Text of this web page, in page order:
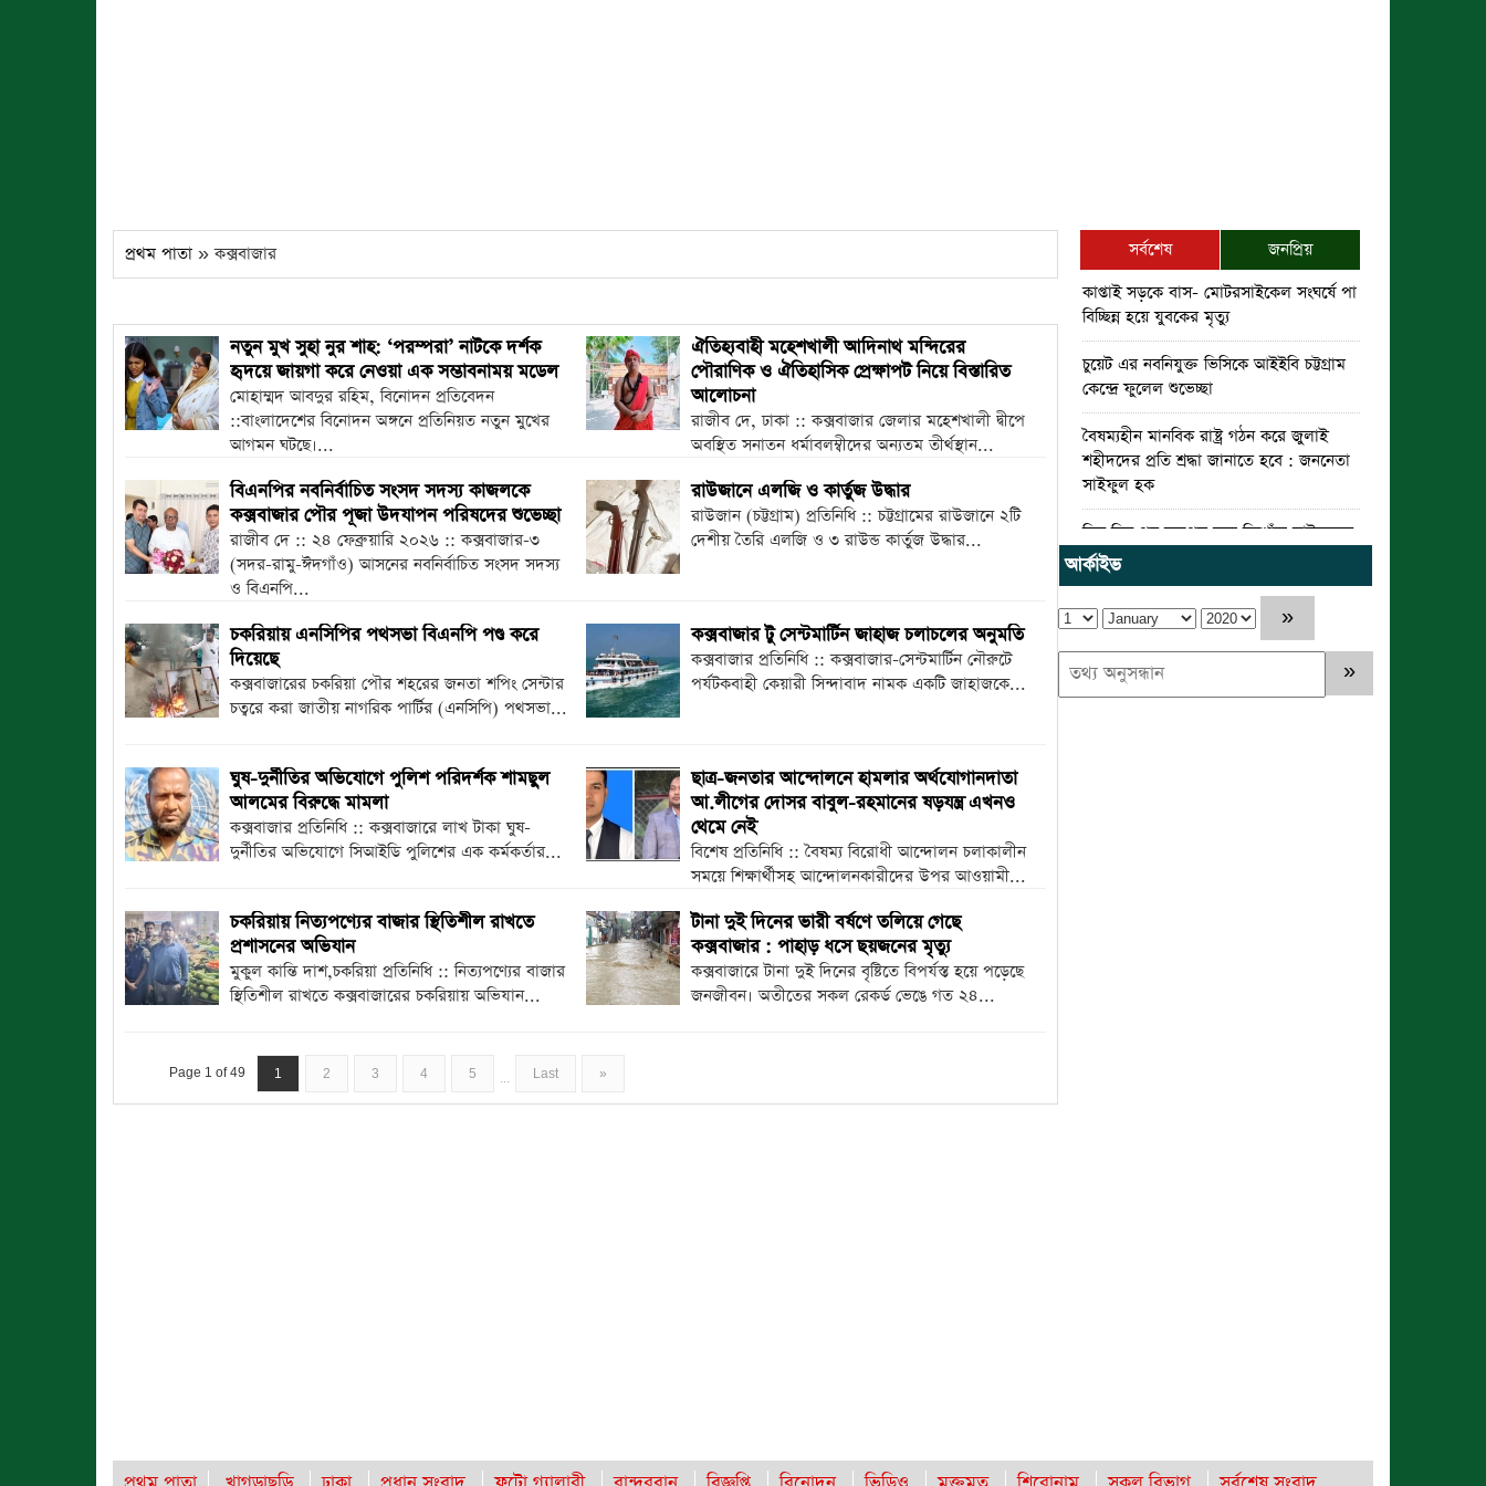
প্রথম পাতা » কক্সবাজার
নতুন মুখ সুহা নুর শাহ: ‘পরম্পরা’ নাটকে দর্শক
হৃদয়ে জায়গা করে নেওয়া এক সম্ভাবনাময় মডেল
মোহাম্মদ আবদুর রহিম, বিনোদন প্রতিবেদন
::বাংলাদেশের বিনোদন অঙ্গনে প্রতিনিয়ত নতুন মুখের
আগমন ঘটছে।...
ঐতিহ্যবাহী মহেশখালী আদিনাথ মন্দিরের
পৌরাণিক ও ঐতিহাসিক প্রেক্ষাপট নিয়ে বিস্তারিত
আলোচনা
রাজীব দে, ঢাকা :: কক্সবাজার জেলার মহেশখালী দ্বীপে
অবস্থিত সনাতন ধর্মাবলম্বীদের অন্যতম তীর্থস্থান...
বিএনপির নবনির্বাচিত সংসদ সদস্য কাজলকে
কক্সবাজার পৌর পূজা উদযাপন পরিষদের শুভেচ্ছা
রাজীব দে :: ২৪ ফেব্রুয়ারি ২০২৬ :: কক্সবাজার-৩
(সদর-রামু-ঈদগাঁও) আসনের নবনির্বাচিত সংসদ সদস্য
ও বিএনপি...
রাউজানে এলজি ও কার্তুজ উদ্ধার
রাউজান (চট্টগ্রাম) প্রতিনিধি :: চট্টগ্রামের রাউজানে ২টি
দেশীয় তৈরি এলজি ও ৩ রাউন্ড কার্তুজ উদ্ধার...
চকরিয়ায় এনসিপির পথসভা বিএনপি পণ্ড করে
দিয়েছে
কক্সবাজারের চকরিয়া পৌর শহরের জনতা শপিং সেন্টার
চত্বরে করা জাতীয় নাগরিক পার্টির (এনসিপি) পথসভা...
কক্সবাজার টু সেন্টমার্টিন জাহাজ চলাচলের অনুমতি
কক্সবাজার প্রতিনিধি :: কক্সবাজার-সেন্টমার্টিন নৌরুটে
পর্যটকবাহী কেয়ারী সিন্দাবাদ নামক একটি জাহাজকে...
ঘুষ-দুর্নীতির অভিযোগে পুলিশ পরিদর্শক শামছুল
আলমের বিরুদ্ধে মামলা
কক্সবাজার প্রতিনিধি :: কক্সবাজারে লাখ টাকা ঘুষ-
দুর্নীতির অভিযোগে সিআইডি পুলিশের এক কর্মকর্তার...
ছাত্র-জনতার আন্দোলনে হামলার অর্থযোগানদাতা
আ.লীগের দোসর বাবুল-রহমানের ষড়যন্ত্র এখনও
থেমে নেই
বিশেষ প্রতিনিধি :: বৈষম্য বিরোধী আন্দোলন চলাকালীন
সময়ে শিক্ষার্থীসহ আন্দোলনকারীদের উপর আওয়ামী...
চকরিয়ায় নিত্যপণ্যের বাজার স্থিতিশীল রাখতে
প্রশাসনের অভিযান
মুকুল কান্তি দাশ,চকরিয়া প্রতিনিধি :: নিত্যপণ্যের বাজার
স্থিতিশীল রাখতে কক্সবাজারের চকরিয়ায় অভিযান...
টানা দুই দিনের ভারী বর্ষণে তলিয়ে গেছে
কক্সবাজার : পাহাড় ধসে ছয়জনের মৃত্যু
কক্সবাজারে টানা দুই দিনের বৃষ্টিতে বিপর্যস্ত হয়ে পড়েছে
জনজীবন। অতীতের সকল রেকর্ড ভেঙে গত ২৪...
Page 1 of 49 1 2 3 4 5 ... Last »
সর্বশেষ
জনপ্রিয়
কাপ্তাই সড়কে বাস- মোটরসাইকেল সংঘর্ষে পা
বিচ্ছিন্ন হয়ে যুবকের মৃত্যু
চুয়েট এর নবনিযুক্ত ভিসিকে আইইবি চট্টগ্রাম
কেন্দ্রে ফুলেল শুভেচ্ছা
বৈষম্যহীন মানবিক রাষ্ট্র গঠন করে জুলাই
শহীদদের প্রতি শ্রদ্ধা জানাতে হবে : জননেতা
সাইফুল হক
তিন দিন পর ব্রহ্মপুত্র নদে নিখোঁজ সাইফুলের
মরদেহ গফরগাঁও থেকে উদ্ধার
ব্রহ্মপুত্র নদে নিখোঁজ কৃষকের সন্ধান মেলেনি
রাঙ্গুনিয়ায় জুলাই গণঅভ্যুত্থান দিবস পালিত
পার্বতীপুরে জুলাই গণঅভ্যুত্থান দিবস পালন
আর্কাইভ